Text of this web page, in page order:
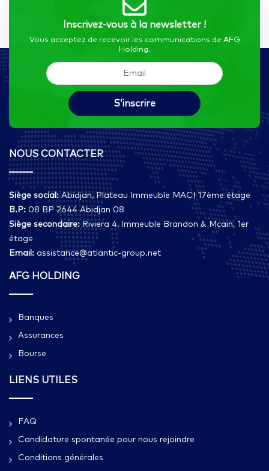
Inscrivez-vous à la newsletter !
Vous acceptez de recevoir les communications de AFG
Holding.
NOUS CONTACTER
Siège social:Abidjan, Plateau Immeuble MACI 17ème étage
B.P: 08 BP 2644 Abidjan 08
Siège secondaire:Riviera 4, Immeuble Brandon & Mcain, 1er
étage
Email: assistance@atlantic-group.net
AFG HOLDING
Banques
Assurances
Bourse
LIENS UTILES
FAQ
Candidature spontanée pour nous rejoindre
Conditions générales